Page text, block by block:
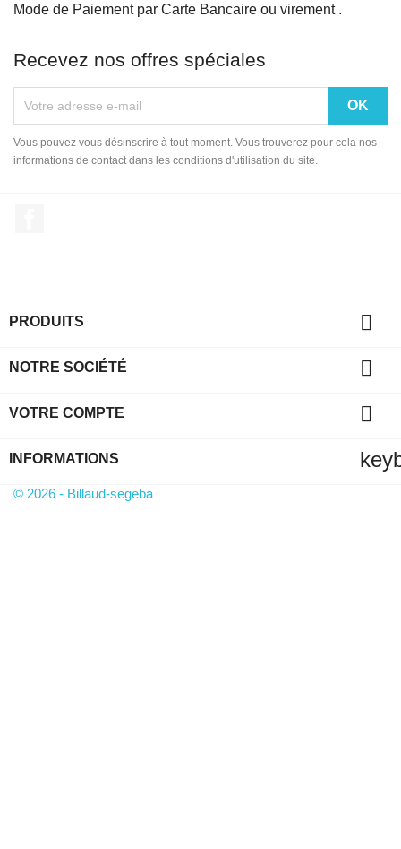
Mode de Paiement par Carte Bancaire ou virement .
Recevez nos offres spéciales
Vous pouvez vous désinscrire à tout moment. Vous trouverez pour cela nos
informations de contact dans les conditions d'utilisation du site.
PRODUITS 
NOTRE SOCIÉTÉ 
VOTRE COMPTE 
INFORMATIONS
© 2026 - Billaud-segeba